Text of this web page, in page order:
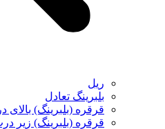
ریل
بلبرینگ تعادل
قرقره (بلبرینگ) بالای
قرقره (بلبرینگ) زیر